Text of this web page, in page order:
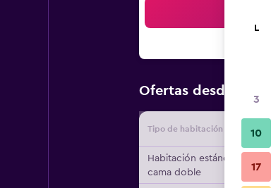
Ofertas desde
Tipo de habitación
Habitación estándar, 1
cama doble
L
3
10
17